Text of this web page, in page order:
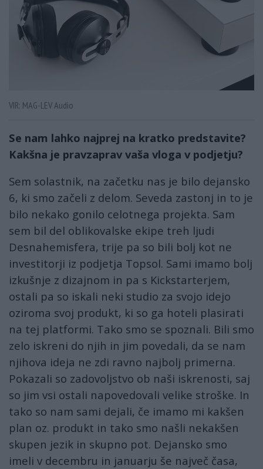
VIR: MAG-LEV Audio
Se nam lahko najprej na kratko predstavite?
Kakšna je pravzaprav vaša vloga v podjetju?
Sem solastnik, na začetku nas je bilo dejansko
6, ki smo začeli z delom. Seveda zastonj in to je
bilo nekako gonilo celotnega projekta. Sam
sem bil del oblikovalske ekipe treh ljudi
Desnahemisfera, trije pa so bili bolj kot ne
investitorji iz podjetja Topsol. Sami imamo bolj
izkušnje z dizajnom in pa s Kickstarterjem,
ostali pa so iskali neki studio za svojo idejo
oziroma svoj produkt, ki so ga hoteli plasirati
na tej platformi. Tako smo se spoznali. Bili smo
zelo iskreni do njih in jim povedali, da se nam
njihova ideja ne zdi ravno najbolj primerna.
Pokazali so zadovoljstvo ob naši iskrenosti, saj
so jim vsi ostali napovedovali velike stroške. In
tako so nam sami dejali, če imamo mi kakšen
plan oz. produkt in tako smo našli nekakšen
skupen jezik in skupno pot. Dejansko smo
imeli v decembru in januarju še največ časa,